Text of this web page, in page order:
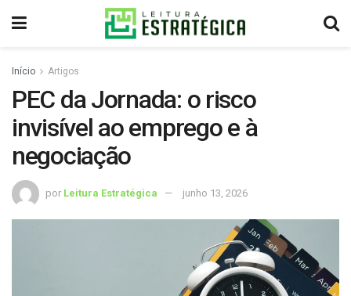
Início Artigos
PEC da Jornada: o risco
invisível ao emprego e à
negociação
por Leitura Estratégica junho 13, 2026